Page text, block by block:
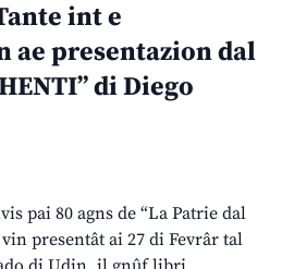
int e
ae presentazion dal
di Diego
pai 80 agns de “La Patrie dal
vin presentât ai 27 di Fevrâr tal